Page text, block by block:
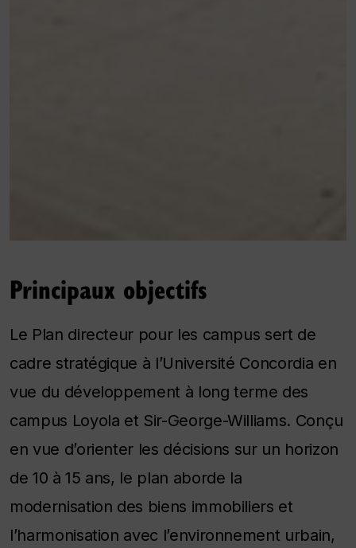
Principaux objectifs
Le Plan directeur pour les campus sert de
cadre stratégique à l’Université Concordia en
vue du développement à long terme des
campus Loyola et Sir-George-Williams. Conçu
en vue d’orienter les décisions sur un horizon
de 10 à 15 ans, le plan aborde la
modernisation des biens immobiliers et
l’harmonisation avec l’environnement urbain,